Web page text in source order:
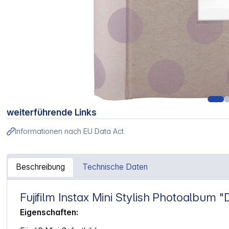
weiterführende Links
Informationen nach EU Data Act
Beschreibung Technische Daten
Artikelinformationen "Fujifilm Instax Mini Album Stylish
Fujifilm Instax Mini Stylish Photoalbum
Eigenschaften: